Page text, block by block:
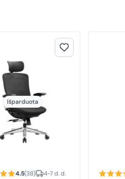
Išparduota
4.5(38) 4-7 d. d.